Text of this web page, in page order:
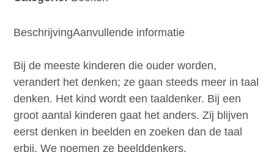
beelddenker
BeschrijvingAanvullende informatie
Bij de meeste kinderen die ouder worden,
verandert het denken; ze gaan steeds meer in taal
denken. Het kind wordt een taaldenker. Bij een
groot aantal kinderen gaat het anders. Zij blijven
eerst denken in beelden en zoeken dan de taal
erbij. We noemen ze beelddenkers.